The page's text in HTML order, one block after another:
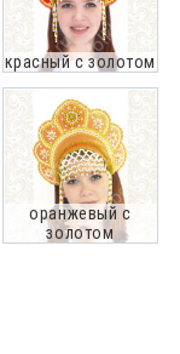
красный с золотом
оранжевый с
золотом